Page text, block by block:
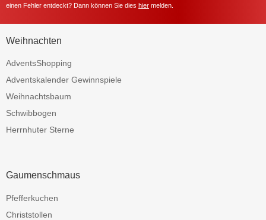
einen Fehler entdeckt? Dann können Sie dies hier melden.
Weihnachten
AdventsShopping
Adventskalender Gewinnspiele
Weihnachtsbaum
Schwibbogen
Herrnhuter Sterne
Gaumenschmaus
Pfefferkuchen
Christstollen